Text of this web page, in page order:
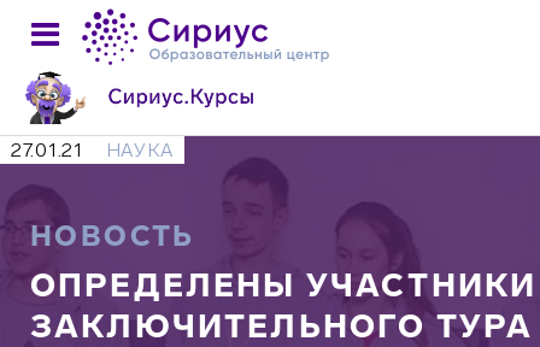
27.01.21 НАУКА
НОВОСТЬ
ОПРЕДЕЛЕНЫ УЧАСТНИКИ
ЗАКЛЮЧИТЕЛЬНОГО ТУРА